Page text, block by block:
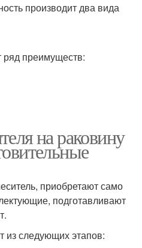
производит два вида
преимуществ:
на раковину
приобретают само
подготавливают
из следующих этапов: